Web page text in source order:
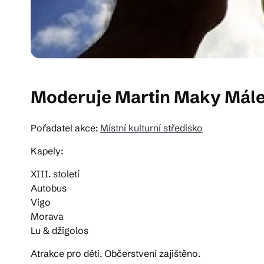
Moderuje Martin Maky
Pořadatel akce: Místní kulturní středisko
Kapely:
XIII. století
Autobus
Vigo
Morava
Lu & džigolos
Atrakce pro děti. Občerstvení zajištěno.